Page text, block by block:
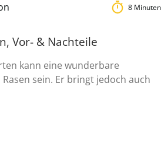
8 Minuten
Vor- & Nachteile
kann eine wunderbare
sein. Er bringt jedoch auch